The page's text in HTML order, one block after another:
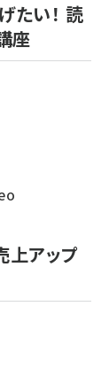
たい！ 読
座
上アップ